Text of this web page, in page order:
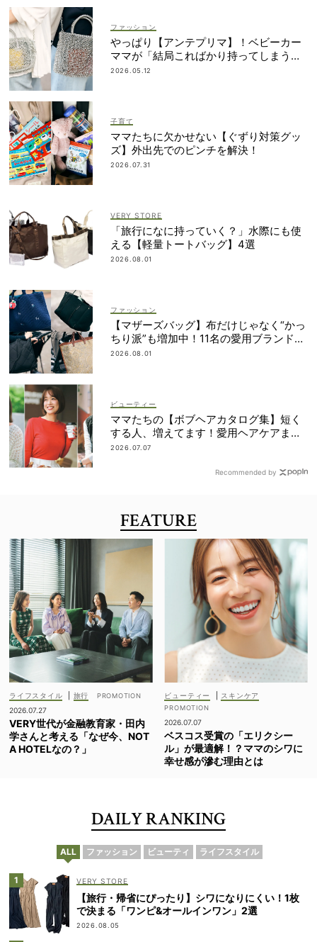
ファッション
やっぱり【アンテプリマ】！ベビーカー
ママが「結局こればかり持ってしまう」
納得の理由
2026.05.12
子育て
ママたちに欠かせない【ぐずり対策グッ
ズ】外出先でのピンチを解決！
2026.07.31
VERY STORE
「旅行になに持っていく？」水際にも使
える【軽量トートバッグ】4選
2026.08.01
ファッション
【マザーズバッグ】布だけじゃなく“かっ
ちり派”も増加中！11名の愛用ブランド
は？
2026.08.01
ビューティー
ママたちの【ボブヘアカタログ集】短く
する人、増えてます！愛用ヘアケアまで
全部見せ
2026.07.07
Recommended by
FEATURE
ライフスタイル
旅行
2026.07.27
VERY世代が金融教育家・田内
学さんと考える「なぜ今、NOT
A HOTELなの？」
ビューティー スキンケア
2026.07.07
ベスコス受賞の「エリクシー
ル」が最適解！？ママのシワに
幸せ感が滲む理由とは
DAILY RANKING
ALL ファッション ビューティ ライフスタイル
VERY STORE
【旅行・帰省にぴったり】シワになりにくい！1枚
で決まる「ワンピ&オールインワン」2選
2026.08.05